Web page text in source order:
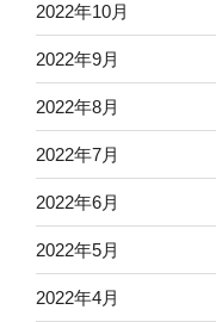
2022年10月
2022年9月
2022年8月
2022年7月
2022年6月
2022年5月
2022年4月